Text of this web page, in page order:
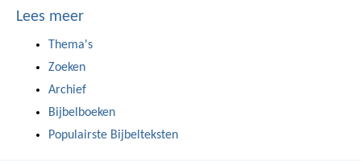
Lees meer
Thema's
Zoeken
Archief
Bijbelboeken
Populairste Bijbelteksten